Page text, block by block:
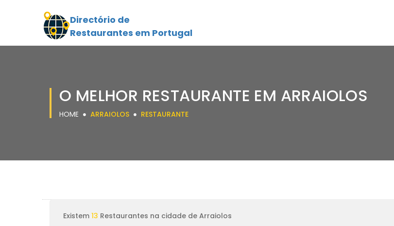
Directório de
Restaurantes em Portugal
O MELHOR RESTAURANTE EM ARRAIOLOS
HOME ARRAIOLOS RESTAURANTE
Existem 13 Restaurantes na cidade de Arraiolos